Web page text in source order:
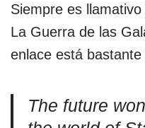
Siempre es
La Guerra de las
enlace está
The future